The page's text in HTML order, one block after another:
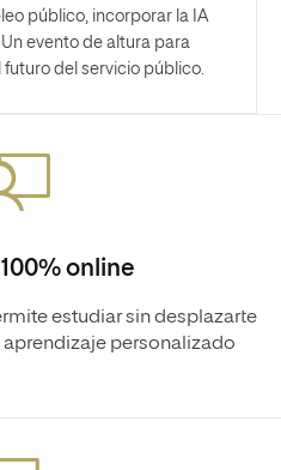
público, incorporar la IA
evento de altura para
del servicio público.
online
estudiar sin desplazarte
personalizado